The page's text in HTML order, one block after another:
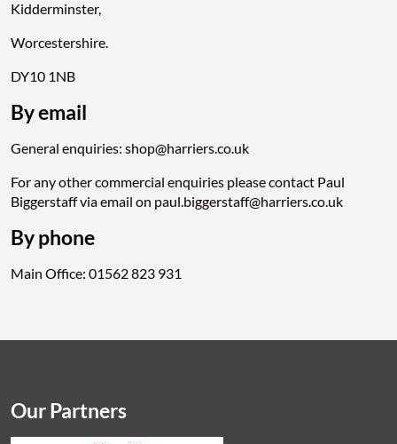
Kidderminster,
Worcestershire.
DY10 1NB
By email
General enquiries: shop@harriers.co.uk
For any other commercial enquiries please contact Paul
Biggerstaff via email on paul.biggerstaff@harriers.co.uk
By phone
Main Office: 01562 823 931
Our Partners